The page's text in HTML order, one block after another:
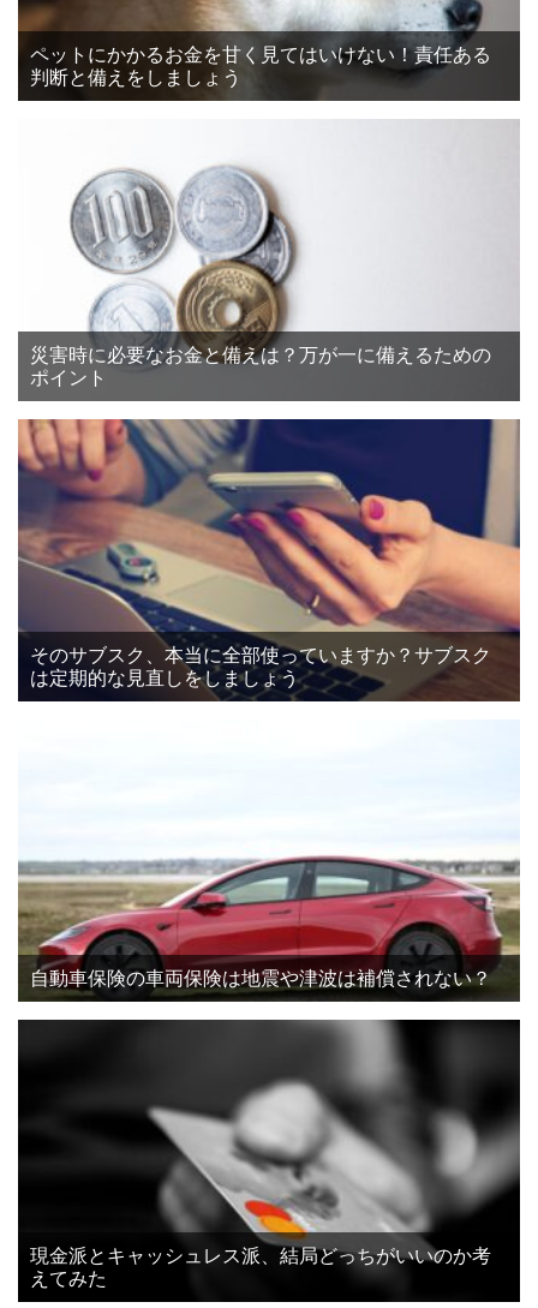
ペットにかかるお金を甘く見てはいけない！責任ある
判断と備えをしましょう
災害時に必要なお金と備えは？万が一に備えるための
ポイント
そのサブスク、本当に全部使っていますか？サブスク
は定期的な見直しをしましょう
自動車保険の車両保険は地震や津波は補償されない？
現金派とキャッシュレス派、結局どっちがいいのか考
えてみた